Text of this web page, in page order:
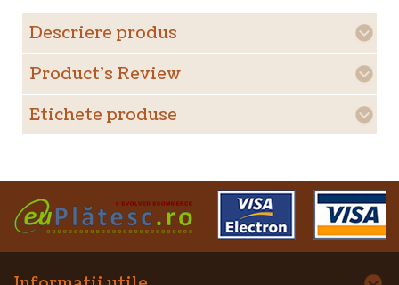
Descriere produs
Product's Review
Etichete produse